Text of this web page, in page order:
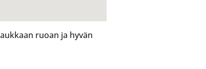
ruoan ja hyvän